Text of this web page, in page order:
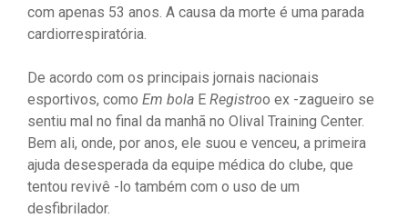
com apenas 53 anos. A causa da morte é uma parada
cardiorrespiratória.
De acordo com os principais jornais nacionais
esportivos, como Em bola E Registroo ex -zagueiro se
sentiu mal no final da manhã no Olival Training Center.
Bem ali, onde, por anos, ele suou e venceu, a primeira
ajuda desesperada da equipe médica do clube, que
tentou revivê -lo também com o uso de um
desfibrilador.